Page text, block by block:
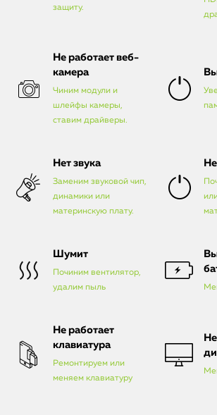
защиту.
Не работает веб-
камера
Чиним модули и
шлейфы камеры,
ставим драйверы.
Нет звука
Заменим звуковой чип,
динамики или
материнскую плату.
Шумит
Починим вентилятор,
удалим пыль
Не работает
клавиатура
Ремонтируем или
меняем клавиатуру